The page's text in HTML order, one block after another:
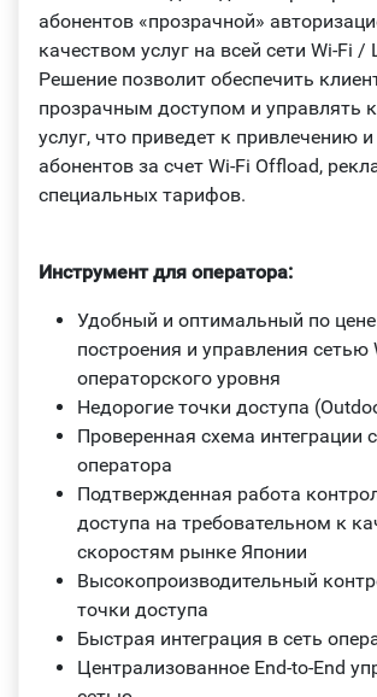
абонентов «прозрачной»
качеством услуг на всей сети Wi-Fi /
Решение позволит обеспечить
прозрачным доступом и управлять
услуг, что приведет к привлечению
абонентов за счет Wi-Fi Offload,
специальных тарифов.
Инструмент для оператора:
Удобный и оптимальный по
построения и управления сетью
операторского уровня
Недорогие точки доступа
Проверенная схема интеграции
оператора
Подтвержденная работа
доступа на требовательном к
скоростям рынке Японии
Высокопроизводительный
точки доступа
Быстрая интеграция в сеть
Централизованное End-to-End